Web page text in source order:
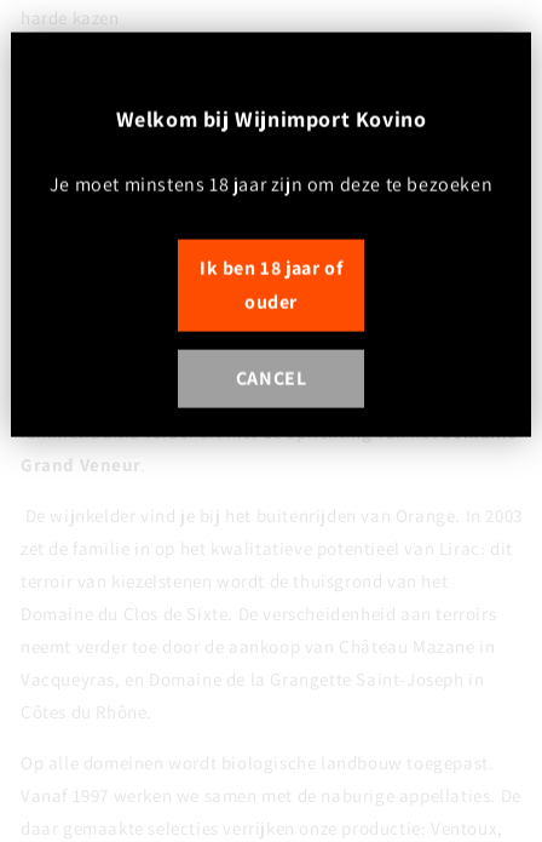
harde kazen
drinken voor optimale fruitexpressie
Domein:
In 1826 besliste Mathieu Jaume om wijnstokken te verbouwen
in Châteauneuf-du-Pape. Sedertdien zet de familie Jaume al
verschillende generaties lang het werk van wijnbouwer
familietraditie verder uit met de oprichting van hetDomaine
Grand Veneur.
De wijnkelder vind je bij het buitenrijden van Orange. In 2003
zet de familie in op het kwalitatieve potentieel van Lirac: dit
terroir van kiezelstenen wordt de thuisgrond van het
Domaine du Clos de Sixte. De verscheidenheid aan terroirs
neemt verder toe door de aankoop van Château Mazane in
Vacqueyras, en Domaine de la Grangette Saint-Joseph in
Côtes du Rhône.
Op alle domeinen wordt biologische landbouw toegepast.
Vanaf 1997 werken we samen met de naburige appellaties. De
daar gemaakte selecties verrijken onze productie: Ventoux,
Welkom bij Wijnimport Kovino
Je moet minstens 18 jaar zijn om deze te bezoeken
Ik ben 18 jaar of
ouder
CANCEL